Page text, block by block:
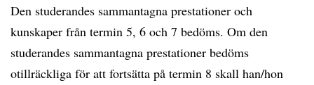
Den studerandes sammantagna prestationer och
kunskaper från termin 5, 6 och 7 bedöms. Om den
studerandes sammantagna prestationer bedöms
otillräckliga för att fortsätta på termin 8 skall han/hon